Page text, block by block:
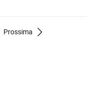
Prossima